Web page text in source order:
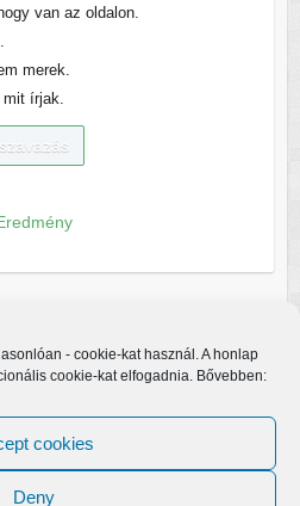
- cookie-kat használ. A honlap
cookie-kat elfogadnia. Bővebben:
cookies
Deny
van az oldalon.
merek.
mit írjak.